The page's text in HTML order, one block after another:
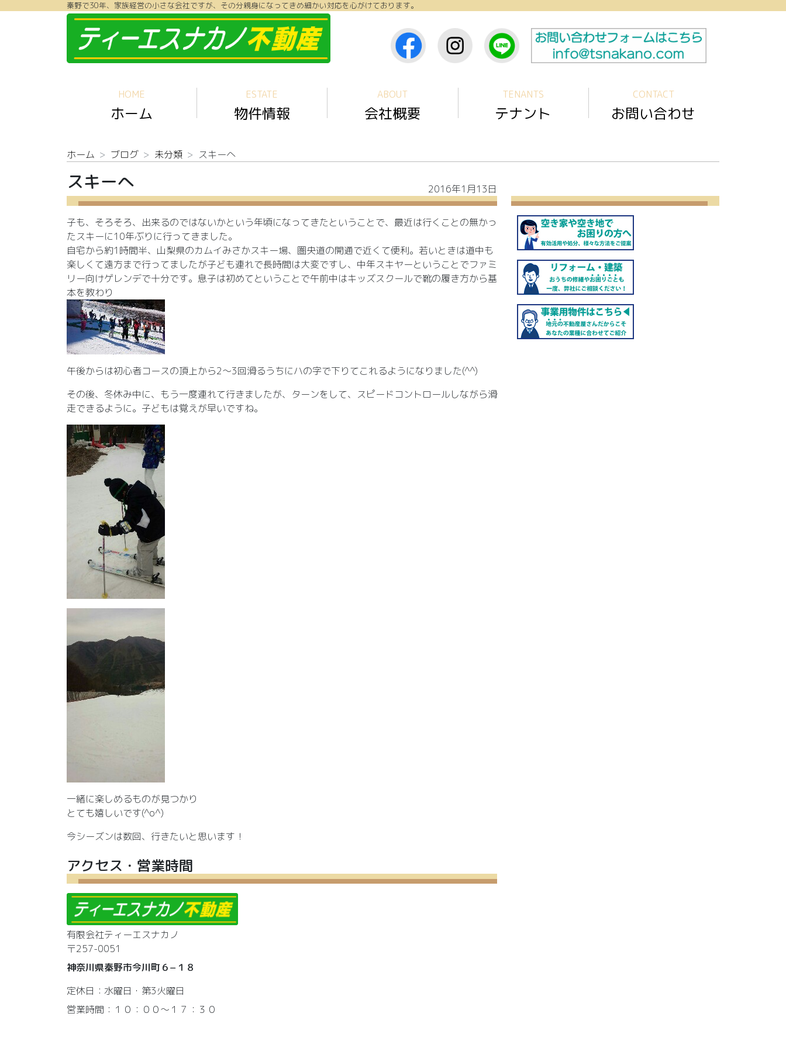
秦野で30年、家族経営の小さな会社ですが、その分親身になってきめ細かい対応を心がけております。
HOME
ホーム
ESTATE
物件情報
ABOUT
会社概要
TENANTS
テナント
CONTACT
お問い合わせ
ホーム ブログ 未分類 スキーへ
スキーへ 2016年1月13日
子も、そろそろ、出来るのではないかという年頃になってきたということで、最近は行くことの無かっ
たスキーに10年ぶりに行ってきました。
自宅から約1時間半、山梨県のカムイみさかスキー場、圏央道の開通で近くて便利。若いときは道中も
楽しくて遠方まで行ってましたが子ども連れで長時間は大変ですし、中年スキヤーということでファミ
リー向けゲレンデで十分です。息子は初めてということで午前中はキッズスクールで靴の履き方から基
本を教わり
午後からは初心者コースの頂上から2～3回滑るうちにハの字で下りてこれるようになりました(^^)
その後、冬休み中に、もう一度連れて行きましたが、ターンをして、スピードコントロールしながら滑
走できるように。子どもは覚えが早いですね。
一緒に楽しめるものが見つかり
とても嬉しいです(^o^)
今シーズンは数回、行きたいと思います！
アクセス・営業時間
有限会社ティーエスナカノ
〒257-0051
神奈川県秦野市今川町６−１８
定休日：水曜日・第3火曜日
営業時間：１０：００～１７：３０